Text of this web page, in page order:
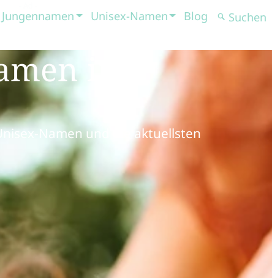
Jungennamen Unisex-Namen Blog
in
Namen und die aktuellsten